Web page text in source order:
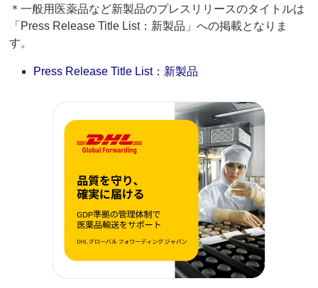
＊一般用医薬品など新製品のプレスリリースのタイトルは
「Press Release Title List：新製品」への掲載となりま
す。
Press Release Title List：新製品